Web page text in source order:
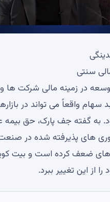
سنتی
در زمینه مالی شرکت ها
سهام واقعاً می تواند در
به گفته جف پارک، حق بیمه
های پذیرفته شده در
های ضعف کرده است و بیت
از این تغییر ببرد.